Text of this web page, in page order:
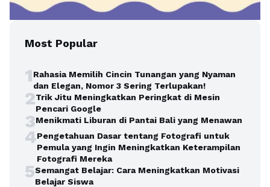
Most Popular
1Rahasia Memilih Cincin Tunangan yang Nyaman
dan Elegan, Nomor 3 Sering Terlupakan!
2Trik Jitu Meningkatkan Peringkat di Mesin
Pencari Google
3Menikmati Liburan di Pantai Bali yang Menawan
4Pengetahuan Dasar tentang Fotografi untuk
Pemula yang Ingin Meningkatkan Keterampilan
Fotografi Mereka
5Semangat Belajar: Cara Meningkatkan Motivasi
Belajar Siswa